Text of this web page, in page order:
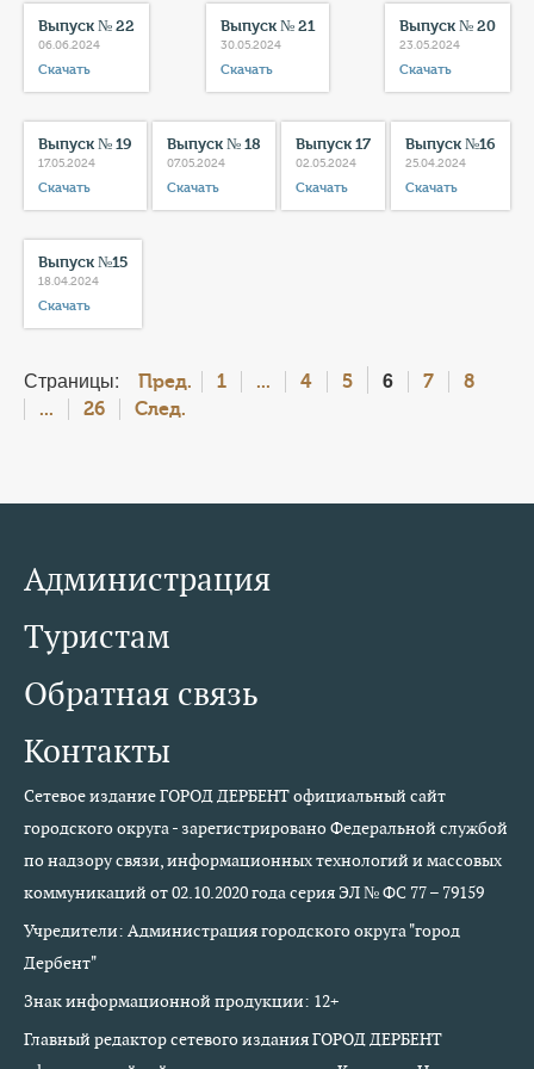
Выпуск № 22
06.06.2024
Скачать
Выпуск № 21
30.05.2024
Скачать
Выпуск № 20
23.05.2024
Скачать
Выпуск № 19
17.05.2024
Скачать
Выпуск № 18
07.05.2024
Скачать
Выпуск 17
02.05.2024
Скачать
Выпуск №16
25.04.2024
Скачать
Выпуск №15
18.04.2024
Скачать
Страницы: Пред. 1 ... 4 5 6 7
8
...
26 След.
Администрация
Туристам
Обратная связь
Контакты
Сетевое издание ГОРОД ДЕРБЕНТ официальный сайт
городского округа - зарегистрировано Федеральной службой
по надзору связи, информационных технологий и массовых
коммуникаций от 02.10.2020 года серия ЭЛ № ФС 77 – 79159
Учредители: Администрация городского округа "город
Дербент"
Знак информационной продукции: 12+
Главный редактор сетевого издания ГОРОД ДЕРБЕНТ